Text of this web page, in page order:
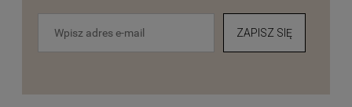
ZAPISZ SIĘ